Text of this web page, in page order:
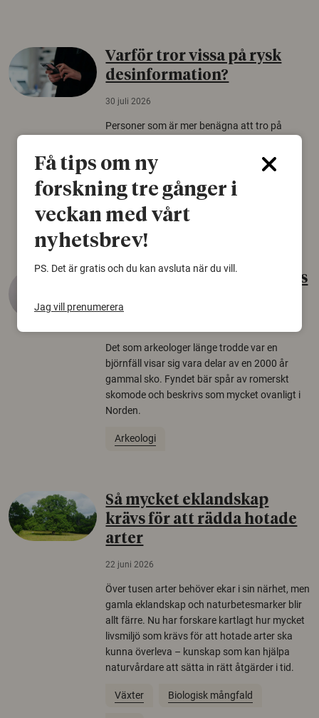
Varför tror vissa på rysk
desinformation?
30 juli 2026
Personer som är mer benägna att tro på
för rysk desinformation. Det visar en studie
från Försvarshögskolan med deltagare i fyra
europeiska länder.
Säkerhetspolitik
Gammalt skinn var Sveriges
Det som arkeologer länge trodde var en
björnfäll visar sig vara delar av en 2000 år
gammal sko. Fyndet bär spår av romerskt
skomode och beskrivs som mycket ovanligt i
Norden.
Arkeologi
Så mycket eklandskap
krävs för att rädda hotade
arter
22 juni 2026
Över tusen arter behöver ekar i sin närhet, men
gamla eklandskap och naturbetesmarker blir
allt färre. Nu har forskare kartlagt hur mycket
livsmiljö som krävs för att hotade arter ska
kunna överleva – kunskap som kan hjälpa
naturvårdare att sätta in rätt åtgärder i tid.
Växter Biologisk mångfald
Få tips om ny
forskning tre gånger i
veckan med vårt
nyhetsbrev!
PS. Det är gratis och du kan avsluta när du vill.
Jag vill prenumerera